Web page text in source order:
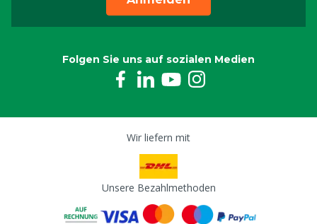
Folgen Sie uns auf sozialen Medien
Wir liefern mit
Unsere Bezahlmethoden